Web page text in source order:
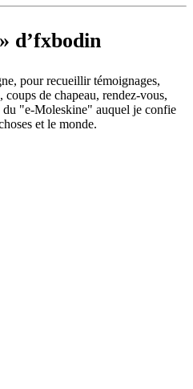
d’fxbodin
pour recueillir témoignages,
de chapeau, rendez-vous,
"e-Moleskine" auquel je confie
et le monde.